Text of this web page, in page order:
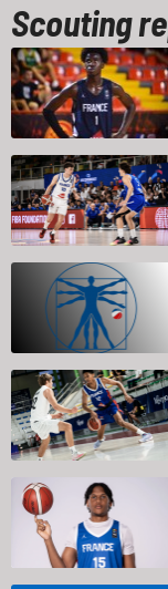
Scouting